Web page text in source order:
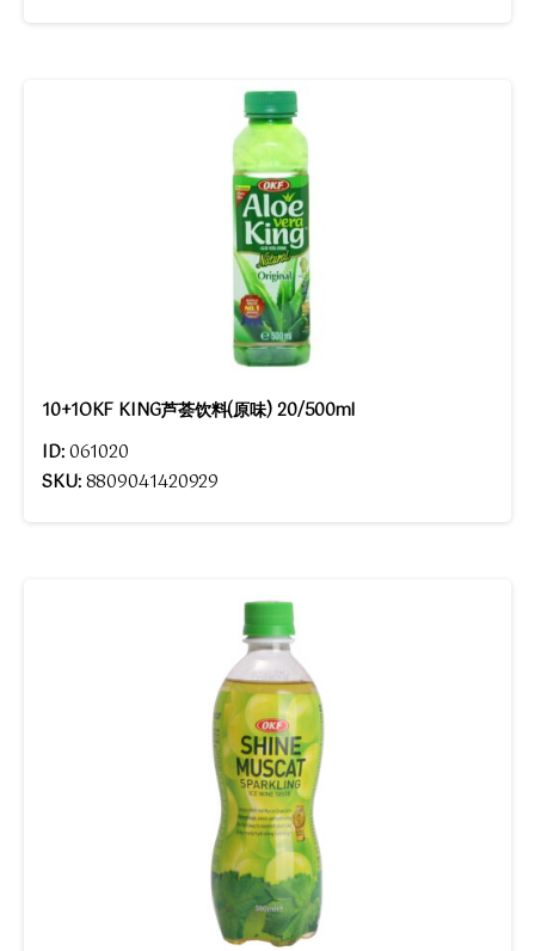
10+1OKF KING芦荟饮料(原味) 20/500ml
ID:061020
SKU:8809041420929